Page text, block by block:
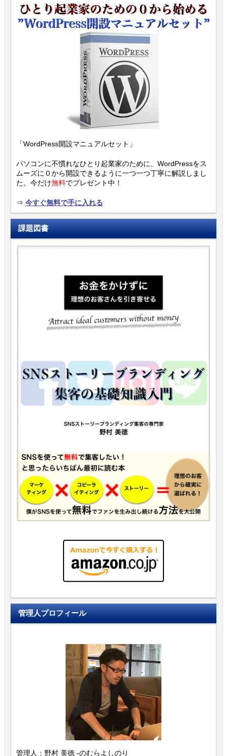
「WordPress開設マニュアルセット」
パソコンに不慣れなひとり起業家のために、WordPressをス
ムーズに０から開設できるように一つ一つ丁寧に解説しまし
た。今だけ無料でプレゼント中！
⇒ 今すぐ無料で手に入れる
課題図書
管理人プロフィール
管理人：野村 美徳 -のむらよしのり